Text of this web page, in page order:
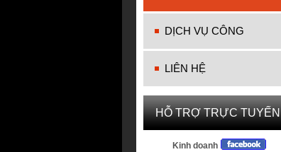
DỊCH VỤ CÔNG
LIÊN HỆ
HỖ TRỢ TRỰC TUYẾN
Kinh doanh